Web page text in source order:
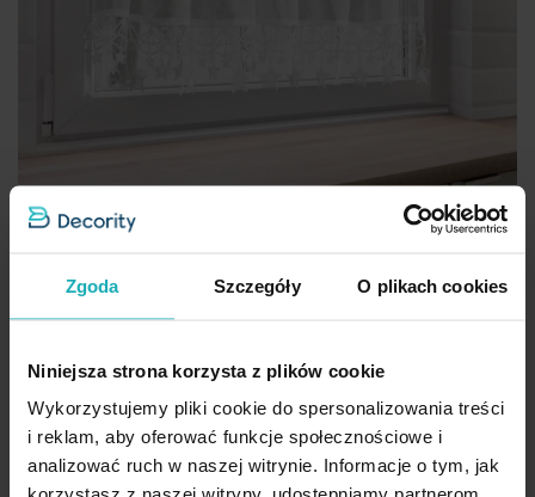
Zgoda Szczegóły O plikach cookies
Niniejsza strona korzysta z plików cookie
Wykorzystujemy pliki cookie do spersonalizowania treści
i reklam, aby oferować funkcje społecznościowe i
analizować ruch w naszej witrynie. Informacje o tym, jak
Zazdrostka świąteczna biała z etaminy zdobiona luźno
86,90 zł
Dodaj do koszyka
Inne rozmiary i sposoby zawieszenia(3)